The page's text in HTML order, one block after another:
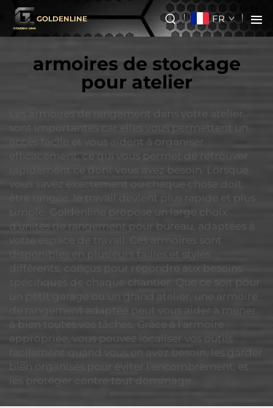
GOLDENLINE FR
armoires de stockage
pour atelier
Les armoires de rangement dans votre atelier
sont importantes car elles vous permettent un
accès facile et vous aident à organiser
efficacement, ce qui vous permet de retrouver
rapidement ce dont vous avez besoin. Lorsque
vous savez exactement où chaque chose doit
être rangée, le travail devient plus rapide et plus
simple. Goldenline propose un large choix
d'unités de rangement pour bureau, adaptées à
votre espace de travail. Ces armoires sont
disponibles en plusieurs tailles et styles
différents, conçus pour répondre aux besoins
spécifiques de chaque chantier. Que ce soit pour
un petit garage ou un grand atelier, une armoire
de rangement adaptée peut vous aider à mener
à bien toutes vos tâches. Grâce à l'armoire
appropriée, vous pouvez localiser vos outils
facilement quand vous en avez besoin, les garder
bien organisés pour éviter l'encombrement, et
les protéger contre tout dommage.